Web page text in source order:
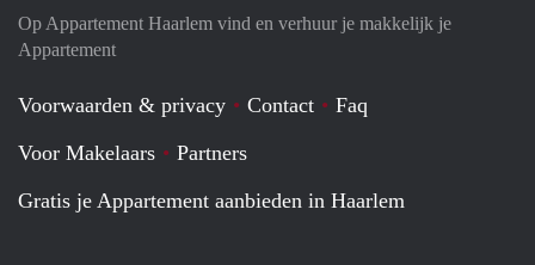
Op Appartement Haarlem vind en verhuur je makkelijk je
Appartement
Voorwaarden & privacy Contact
Faq
Voor Makelaars
Partners
Gratis je Appartement aanbieden in Haarlem